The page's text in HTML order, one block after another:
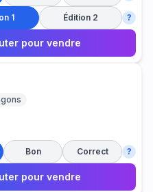
1 Édition 2 ?
pour vendre
Bon Correct ?
pour vendre